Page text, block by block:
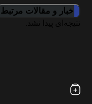
اخبار و مقالات مرتبط
نتیجه‌ای پیدا نشد.